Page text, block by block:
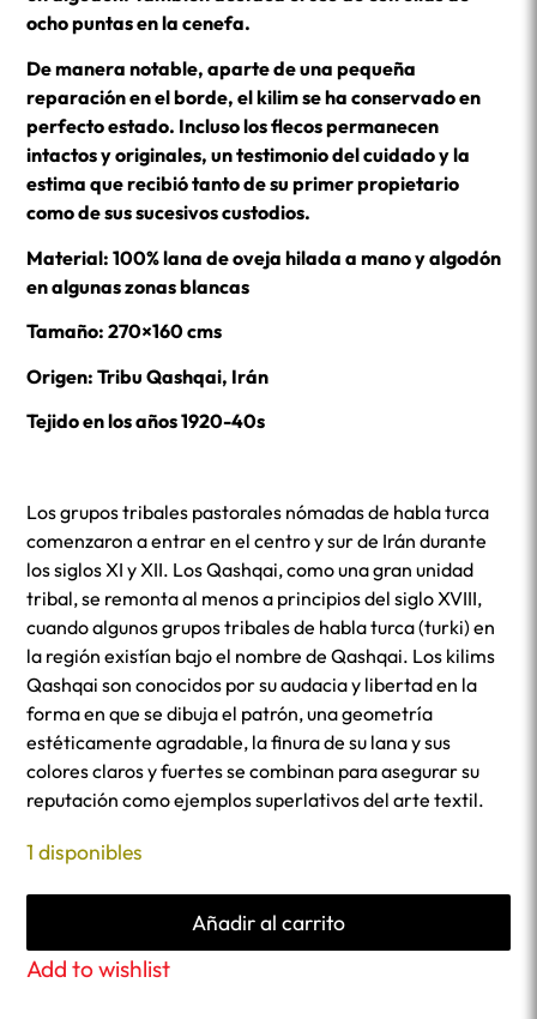
ocho puntas en la cenefa.
De manera notable, aparte de una pequeña
reparación en el borde, el kilim se ha conservado en
perfecto estado. Incluso los flecos permanecen
intactos y originales, un testimonio del cuidado y la
estima que recibió tanto de su primer propietario
como de sus sucesivos custodios.
Material: 100% lana de oveja hilada a mano y algodón
en algunas zonas blancas
Tamaño: 270×160 cms
Origen: Tribu Qashqai, Irán
Tejido en los años 1920-40s
Los grupos tribales pastorales nómadas de habla turca
comenzaron a entrar en el centro y sur de Irán durante
los siglos XI y XII. Los Qashqai, como una gran unidad
tribal, se remonta al menos a principios del siglo XVIII,
cuando algunos grupos tribales de habla turca (turki) en
la región existían bajo el nombre de Qashqai. Los kilims
Qashqai son conocidos por su audacia y libertad en la
forma en que se dibuja el patrón, una geometría
estéticamente agradable, la finura de su lana y sus
colores claros y fuertes se combinan para asegurar su
reputación como ejemplos superlativos del arte textil.
1 disponibles
Añadir al carrito
Add to wishlist